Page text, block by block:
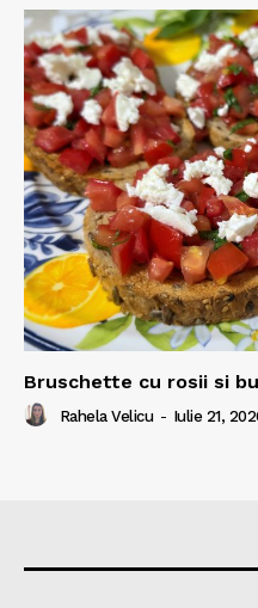
Bruschette cu rosii si
Rahela Velicu - Iulie 21,